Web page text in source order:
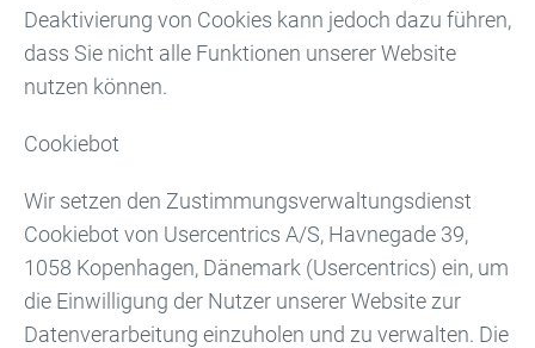
Deaktivierung von Cookies kann jedoch dazu führen,
dass Sie nicht alle Funktionen unserer Website
nutzen können.
Cookiebot
Wir setzen den Zustimmungsverwaltungsdienst
Cookiebot von Usercentrics A/S, Havnegade 39,
1058 Kopenhagen, Dänemark (Usercentrics) ein, um
die Einwilligung der Nutzer unserer Website zur
Datenverarbeitung einzuholen und zu verwalten. Die